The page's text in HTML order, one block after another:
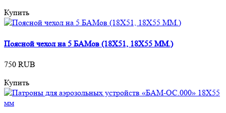
Купить
Поясной чехол на 5 БАМов (18Х51, 18Х55 ММ.)
750 RUB
Купить